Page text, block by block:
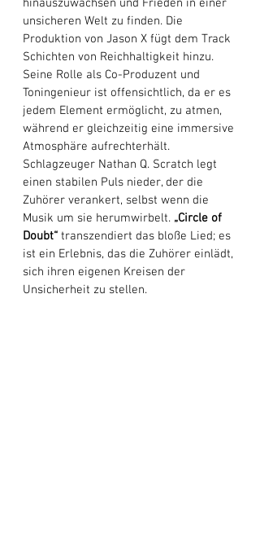
hinauszuwachsen und Frieden in einer
unsicheren Welt zu finden. Die
Produktion von Jason X fügt dem Track
Schichten von Reichhaltigkeit hinzu.
Seine Rolle als Co-Produzent und
Toningenieur ist offensichtlich, da er es
jedem Element ermöglicht, zu atmen,
während er gleichzeitig eine immersive
Atmosphäre aufrechterhält.
Schlagzeuger Nathan Q. Scratch legt
einen stabilen Puls nieder, der die
Zuhörer verankert, selbst wenn die
Musik um sie herumwirbelt. „Circle of
Doubt“ transzendiert das bloße Lied; es
ist ein Erlebnis, das die Zuhörer einlädt,
sich ihren eigenen Kreisen der
Unsicherheit zu stellen.